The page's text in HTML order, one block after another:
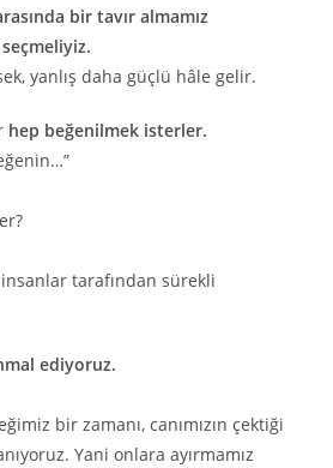
bir tavır almamız
yanlış daha güçlü hâle gelir.
hep beğenilmek isterler.
tarafından sürekli
ediyoruz.
bir zamanı, canımızın çektiği
Yani onlara ayırmamız